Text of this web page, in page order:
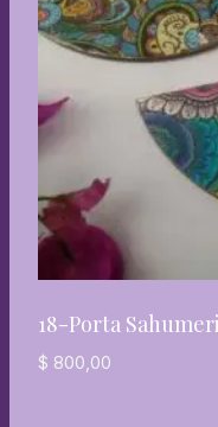
18-Porta
$ 800,00